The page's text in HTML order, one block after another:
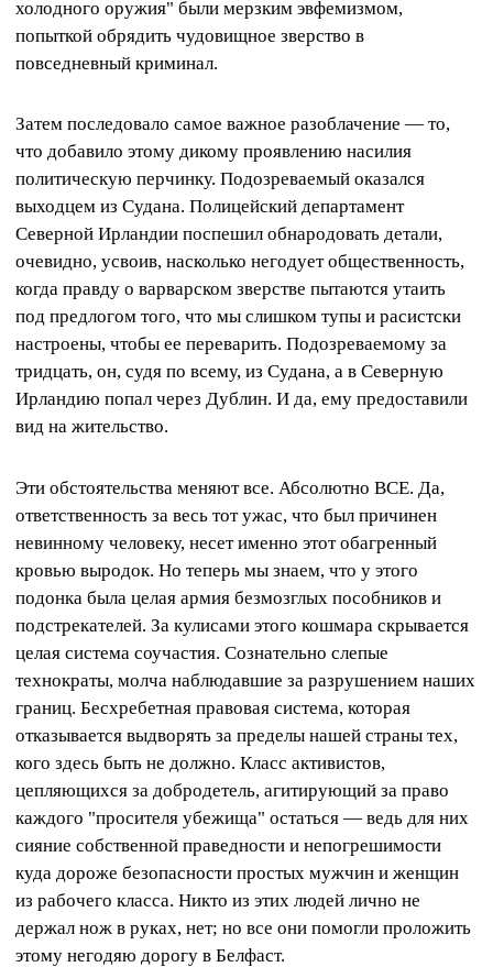
холодного оружия" были мерзким эвфемизмом,
попыткой обрядить чудовищное зверство в
повседневный криминал.
Затем последовало самое важное разоблачение — то,
что добавило этому дикому проявлению насилия
политическую перчинку. Подозреваемый оказался
выходцем из Судана. Полицейский департамент
Северной Ирландии поспешил обнародовать детали,
очевидно, усвоив, насколько негодует общественность,
когда правду о варварском зверстве пытаются утаить
под предлогом того, что мы слишком тупы и расистски
настроены, чтобы ее переварить. Подозреваемому за
тридцать, он, судя по всему, из Судана, а в Северную
Ирландию попал через Дублин. И да, ему предоставили
вид на жительство.
Эти обстоятельства меняют все. Абсолютно ВСЕ. Да,
ответственность за весь тот ужас, что был причинен
невинному человеку, несет именно этот обагренный
кровью выродок. Но теперь мы знаем, что у этого
подонка была целая армия безмозглых пособников и
подстрекателей. За кулисами этого кошмара скрывается
целая система соучастия. Сознательно слепые
технократы, молча наблюдавшие за разрушением наших
границ. Бесхребетная правовая система, которая
отказывается выдворять за пределы нашей страны тех,
кого здесь быть не должно. Класс активистов,
цепляющихся за добродетель, агитирующий за право
каждого "просителя убежища" остаться — ведь для них
сияние собственной праведности и непогрешимости
куда дороже безопасности простых мужчин и женщин
из рабочего класса. Никто из этих людей лично не
держал нож в руках, нет; но все они помогли проложить
этому негодяю дорогу в Белфаст.